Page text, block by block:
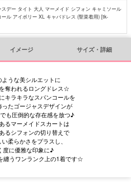
スデー タイト 大人 マーメイド シフォン キャミソール
ール アイボリー XL キャバドレス (聖菜着用) [tk-
イメージ サイズ・詳細
ような美シルエットに
奪われるロングドレス☆
キラキラなスパンコールを
ったゴージャスデザインが
も圧倒的な存在感を放つ♪
るマーメイドスカートは
るシフォンの切り替えで
柔らかさをプラスし、
度に優雅な印象に♪
纏うワンランク上の1着です☆